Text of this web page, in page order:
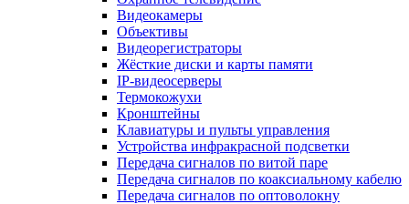
Видеокамеры
Объективы
Видеорегистраторы
Жёсткие диски и карты памяти
IP-видеосерверы
Термокожухи
Кронштейны
Клавиатуры и пульты управления
Устройства инфракрасной подсветки
Передача сигналов по витой паре
Передача сигналов по коаксиальному кабелю
Передача сигналов по оптоволокну